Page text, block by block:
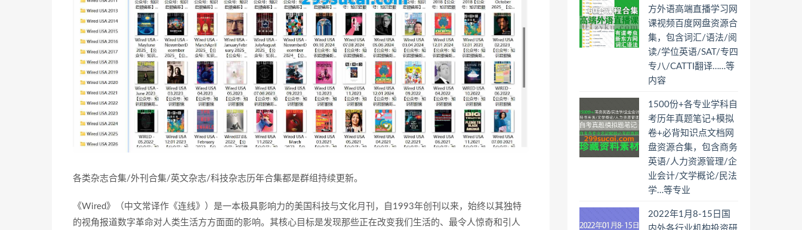
各类杂志合集/外刊合集/英文杂志/科技杂志历年合集都是群组持续更新。
《Wired》（中文常译作《连线》）是一本极具影响力的美国科技与文化月刊，自1993年创刊以来，始终以其独特
的视角报道数字革命对人类生活方方面面的影响。其核心目标是发现那些正在改变我们生活的、最令人惊奇和引人
方外语高端直播学习网
课视频百度网盘资源合
集，包含词汇/语法/阅
读/学位英语/SAT/专四
专八/CATTI翻译……等
内容
1500份+各专业学科自
考历年真题笔记+模拟
卷+必背知识点文档网
盘资源合集，包含商务
英语/人力资源管理/企
业会计/文学概论/民法
学…等专业
2022年1月8-15日国